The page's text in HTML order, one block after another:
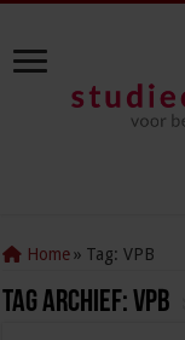
Home » Tag:VPB
Tag Archief: VPB